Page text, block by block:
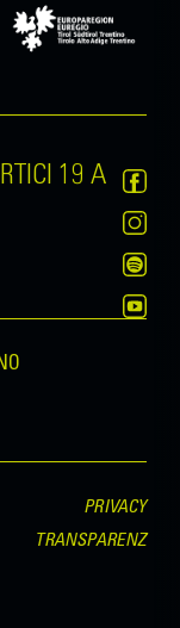
19 A
PRIVACY
TRANSPARENZ